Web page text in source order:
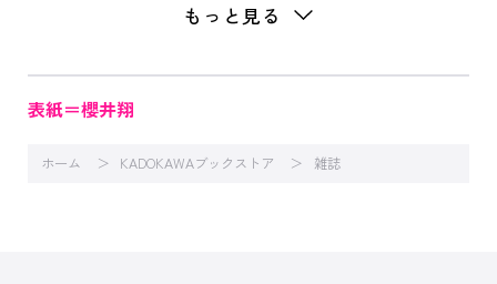
もっと見る
表紙＝櫻井翔
ホーム KADOKAWAブックストア 雑誌